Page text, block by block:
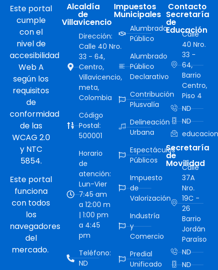
Este portal
cumple
con el
nivel de
accesibilidad
Web A
según los
requisitos
de
conformidad
de las
WCAG 2.0
y NTC
5854.
Este portal
funciona
con todos
los
navegadores
del
mercado.
Alcaldía
de
Villavicencio
Dirección:
Calle 40 Nro.
33 - 64,
Centro,
Villavicencio,
meta,
Colombia
Código
Postal:
500001
Horario
de
atención:
Lun-Vier
7:45 am
a 12:00 m
| 1:00 pm
a 4:45
pm
Teléfono:
ND
Impuestos
Municipales
Alumbrado
Público
Alumbrado
Público
Declarativo
Contribución
Plusvalía
Delineación
Urbana
Espectáculos
Públicos
Impuesto
de
Valorización
Industría
y
Comercio
Predial
Unificado
Contacto
Secretaría
de
Educación
Calle
40 Nro.
33 -
64,
Barrio
Centro,
Piso 4
ND
ND
Secretaría
de
Movilidad
Calle
37A
Nro.
19C -
26
Barrio
Jordán
Paraíso
ND
ND